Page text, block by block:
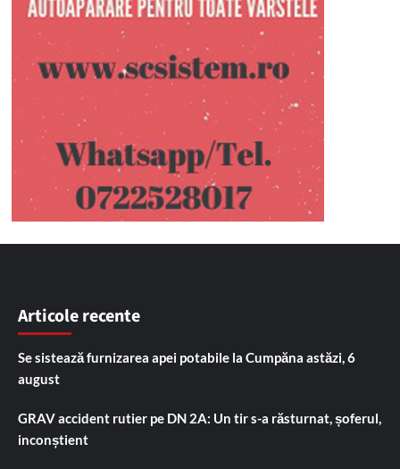
Articole recente
Se sistează furnizarea apei potabile la Cumpăna astăzi, 6
august
GRAV accident rutier pe DN 2A: Un tir s-a răsturnat, șoferul,
inconștient